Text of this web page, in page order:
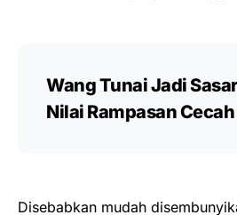
Wang Tunai Jadi
Nilai Rampasan
Disebabkan mudah